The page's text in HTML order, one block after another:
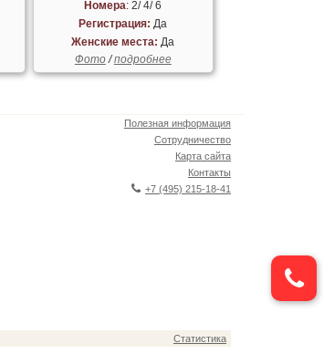
Номера: 2/ 4/ 6
Регистрация: Да
Женские места: Да
Фото/подробнее
Полезная информация
Сотрудничество
Карта сайта
Контакты
+7 (495) 215-18-41
Статистика